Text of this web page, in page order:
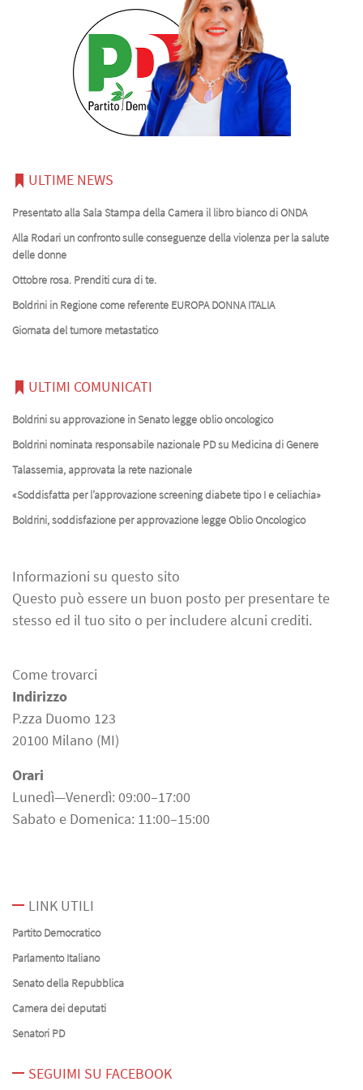
ULTIME NEWS
Presentato alla Sala Stampa della Camera il libro bianco di ONDA
Alla Rodari un confronto sulle conseguenze della violenza per la salute
delle donne
Ottobre rosa. Prenditi cura di te.
Boldrini in Regione come referente EUROPA DONNA ITALIA
Giornata del tumore metastatico
ULTIMI COMUNICATI
Boldrini su approvazione in Senato legge oblio oncologico
Boldrini nominata responsabile nazionale PD su Medicina di Genere
Talassemia, approvata la rete nazionale
«Soddisfatta per l’approvazione screening diabete tipo I e celiachia»
Boldrini, soddisfazione per approvazione legge Oblio Oncologico
Informazioni su questo sito
Questo può essere un buon posto per presentare te
stesso ed il tuo sito o per includere alcuni crediti.
Come trovarci
Indirizzo
P.zza Duomo 123
20100 Milano (MI)
Orari
Lunedì—Venerdì: 09:00–17:00
Sabato e Domenica: 11:00–15:00
LINK UTILI
Partito Democratico
Parlamento Italiano
Senato della Repubblica
Camera dei deputati
Senatori PD
SEGUIMI SU FACEBOOK